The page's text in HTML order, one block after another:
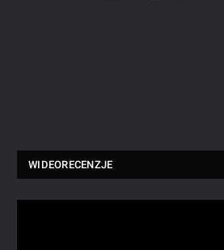
WIDEORECENZJE